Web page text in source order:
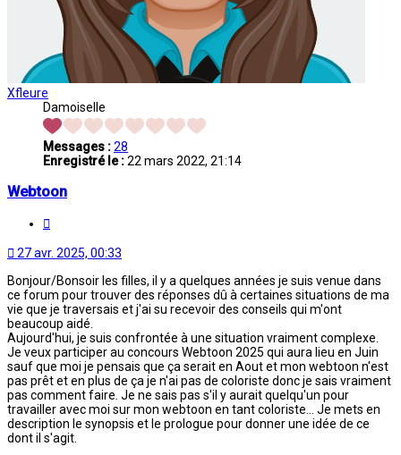
Xfleure
Damoiselle
Messages :28
Enregistré le :22 mars 2022, 21:14
Webtoon
27 avr. 2025, 00:33
Bonjour/Bonsoir les filles, il y a quelques années je suis venue dans
ce forum pour trouver des réponses dû à certaines situations de ma
vie que je traversais et j'ai su recevoir des conseils qui m'ont
beaucoup aidé.
Aujourd'hui, je suis confrontée à une situation vraiment complexe.
Je veux participer au concours Webtoon 2025 qui aura lieu en Juin
sauf que moi je pensais que ça serait en Aout et mon webtoon n'est
pas prêt et en plus de ça je n'ai pas de coloriste donc je sais vraiment
pas comment faire. Je ne sais pas s'il y aurait quelqu'un pour
travailler avec moi sur mon webtoon en tant coloriste... Je mets en
description le synopsis et le prologue pour donner une idée de ce
dont il s'agit.